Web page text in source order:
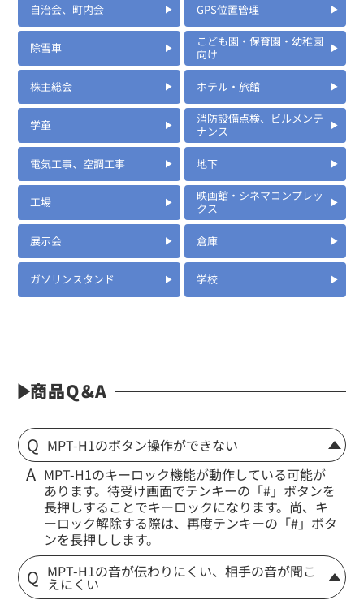
自治会、町内会 GPS位置管理
除雪車
こども園・保育園・幼稚園
向け
株主総会 ホテル・旅館
学童
消防設備点検、ビルメンテ
ナンス
電気工事、空調工事 地下
工場
映画館・シネマコンプレッ
クス
展示会 倉庫
ガソリンスタンド 学校
商品Q&A
MPT-H1のボタン操作ができない
MPT-H1のキーロック機能が動作している可能が
あります。待受け画面でテンキーの「#」ボタンを
長押しすることでキーロックになります。尚、キ
ーロック解除する際は、再度テンキーの「#」ボタ
ンを長押しします。
MPT-H1の音が伝わりにくい、相手の音が聞こ
えにくい